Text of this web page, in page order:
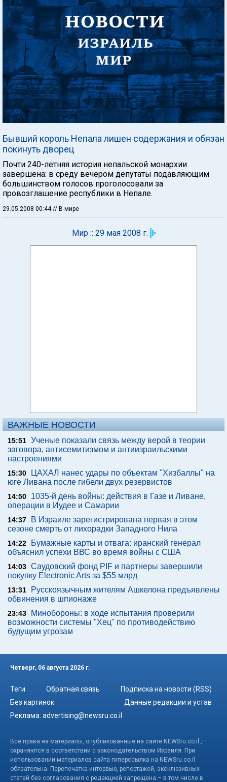
Бывший король Непала лишен содержания и обязан
покинуть дворец
Почти 240-летняя история непальской монархии
завершена: в среду вечером депутаты подавляющим
большинством голосов проголосовали за
провозглашение республики в Непале.
29.05.2008 00:44 // В мире
Мир :: 29 мая 2008 г.
ВАЖНЫЕ НОВОСТИ
15:51 Ученые показали связь между верой в теории
заговора, антисемитизмом и антиизраильскими
настроениями
15:30
ЦАХАЛ нанес удары по объектам "Хизбаллы" на
юге Ливана после гибели двух резервистов
14:50
1035-й день войны: действия в Газе и Ливане,
операции в Иудее и Самарии
14:37
В Израиле зарегистрирована первая в этом
сезоне смерть от лихорадки Западного Нила
14:22
Бумажные карты и отвага: иранский генерал
объяснил успехи ВВС во время войны с США
14:03 Саудовский фонд PIF и партнеры завершили
покупку Electronic Arts за $55 млрд
13:31
Русскоязычным жителям Ашкелона предъявлены
обвинения в шпионаже
23:43
Минобороны: в ходе испытания проверили
возможности системы "Хец" по противодействию
будущим угрозам
Четверг, 06 августа 2026 г.
Теги Обратная связь
Подписка на новости (RSS)
Без картинок
Данные редакции и устав
Реклама: advertising@newsru.co.il
Все права на материалы, опубликованные на сайте NEWSru.co.il ,
охраняются в соответствии с законодательством Израиля. При
использовании материалов сайта гиперссылка на NEWSru.co.il
обязательна. Перепечатка интервью, репортажей, эксклюзивных
статей без согласования с редакцией запрещена – в том числе в